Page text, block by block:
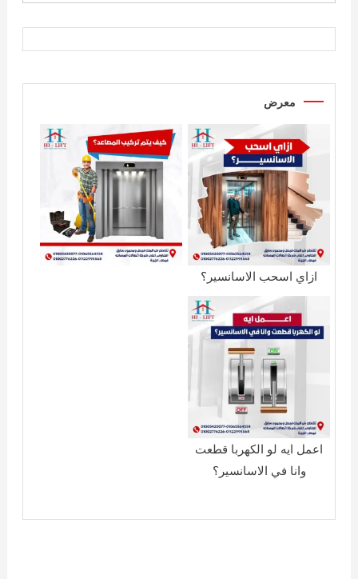
معرض
ازاي اسحب الاسانسير؟
اعمل ايه لو الكهربا قطعت
وانا في الاسانسير؟